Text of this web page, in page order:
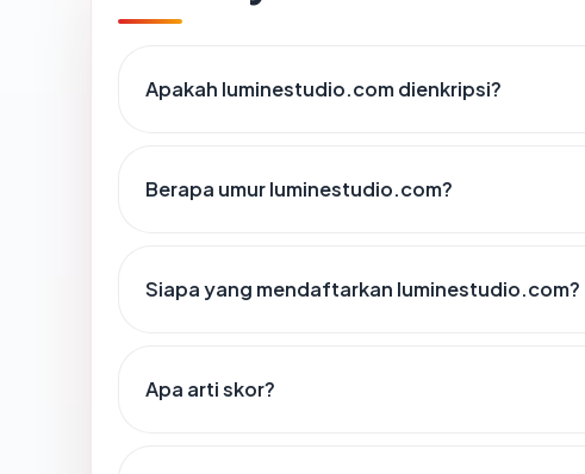
Apakah luminestudio.com dienkripsi?
Berapa umur luminestudio.com?
Siapa yang mendaftarkan luminestudio.com?
Apa arti skor?